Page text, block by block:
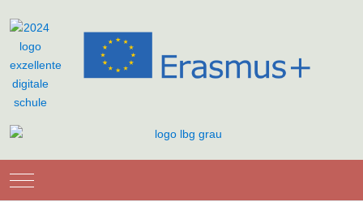
Mobile Menu Toggle